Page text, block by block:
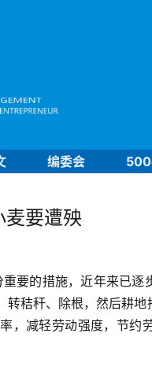
编委会 500
麦要遭殃
要的措施，近年来已逐
秸秆、除根，然后耕地
，减轻劳动强度，节约